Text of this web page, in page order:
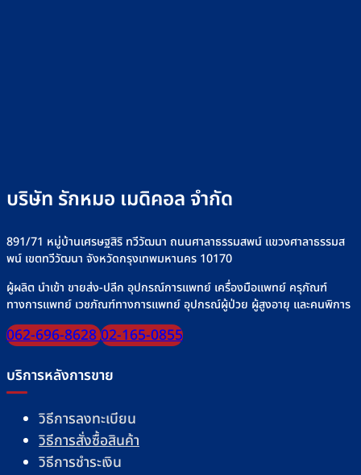
บริษัท รักหมอ เมดิคอล จำกัด
891/71 หมู่บ้านเศรษฐสิริ ทวีวัฒนา ถนนศาลาธรรมสพน์ แขวงศาลาธรรมส
พน์ เขตทวีวัฒนา จังหวัดกรุงเทพมหานคร 10170
ผู้ผลิต นำเข้า ขายส่ง-ปลีก อุปกรณ์การแพทย์ เครื่องมือแพทย์ ครุภัณฑ์
ทางการแพทย์ เวชภัณฑ์ทางการแพทย์ อุปกรณ์ผู้ป่วย ผู้สูงอายุ และคนพิการ
062-696-862802-165-0855
บริการหลังการขาย
วิธีการลงทะเบียน
วิธีการสั่งซื้อสินค้า
วิธีการชำระเงิน